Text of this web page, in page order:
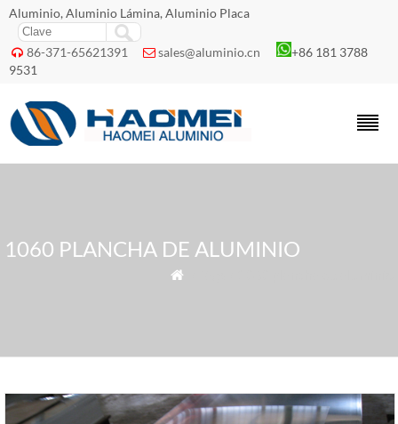
Aluminio, Aluminio Lámina, Aluminio Placa
 86-371-65621391  sales@aluminio.cn
+86 181 3788
9531
1060 PLANCHA DE ALUMINIO
